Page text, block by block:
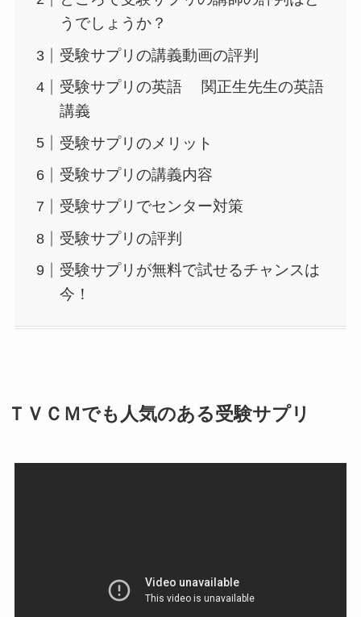
うでしょうか？
受験サプリの講義動画の評判
受験サプリの英語 関正生先生の英語
講義
受験サプリのメリット
受験サプリの講義内容
受験サプリでセンター対策
受験サプリの評判
受験サプリが無料で試せるチャンスは
今！
ＴＶＣＭでも人気のある受験サプリ